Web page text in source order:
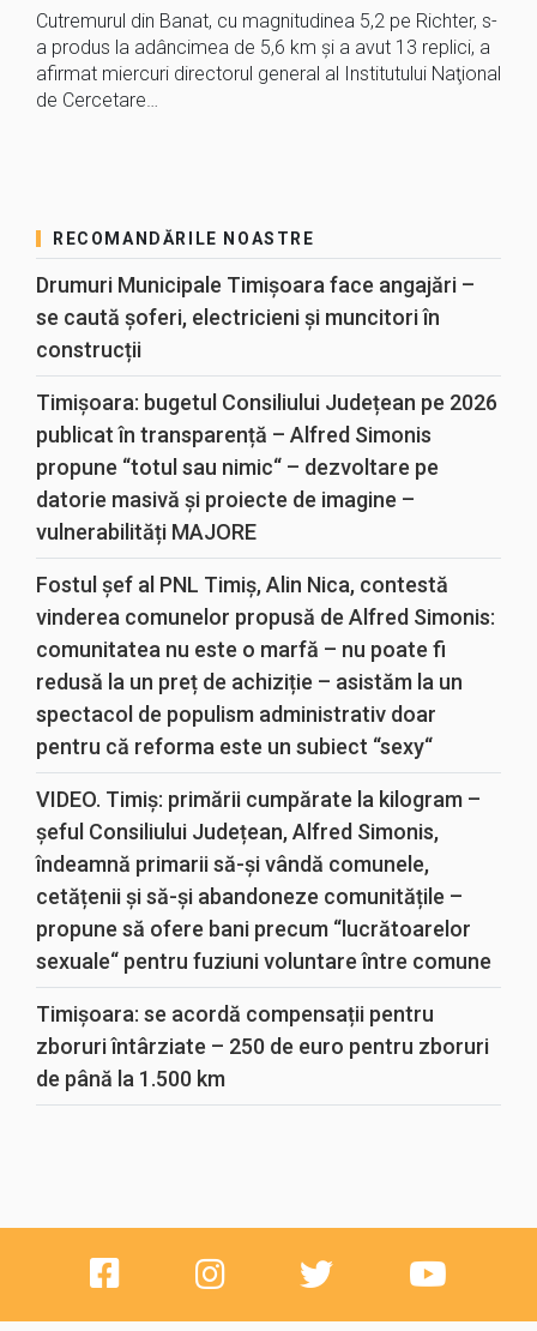
Cutremurul din Banat, cu magnitudinea 5,2 pe Richter, s-
a produs la adâncimea de 5,6 km şi a avut 13 replici, a
afirmat miercuri directorul general al Institutului Naţional
de Cercetare…
RECOMANDĂRILE NOASTRE
Drumuri Municipale Timișoara face angajări –
se caută șoferi, electricieni și muncitori în
construcții
Timișoara: bugetul Consiliului Județean pe 2026
publicat în transparență – Alfred Simonis
propune “totul sau nimic“ – dezvoltare pe
datorie masivă și proiecte de imagine –
vulnerabilități MAJORE
Fostul șef al PNL Timiș, Alin Nica, contestă
vinderea comunelor propusă de Alfred Simonis:
comunitatea nu este o marfă – nu poate fi
redusă la un preț de achiziție – asistăm la un
spectacol de populism administrativ doar
pentru că reforma este un subiect “sexy“
VIDEO. Timiș: primării cumpărate la kilogram –
șeful Consiliului Județean, Alfred Simonis,
îndeamnă primarii să-și vândă comunele,
cetățenii și să-și abandoneze comunitățile –
propune să ofere bani precum “lucrătoarelor
sexuale“ pentru fuziuni voluntare între comune
Timișoara: se acordă compensații pentru
zboruri întârziate – 250 de euro pentru zboruri
de până la 1.500 km